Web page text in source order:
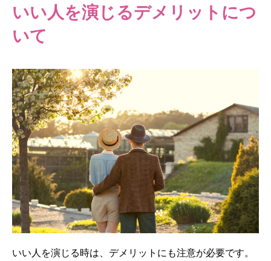
いい人を演じるデメリットにつ
いて
いい人を演じる時は、デメリットにも注意が必要です。